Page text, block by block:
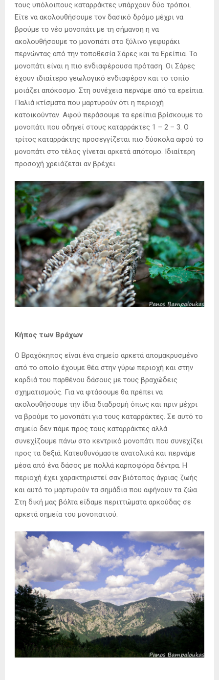
τους υπόλοιπους καταρράκτες υπάρχουν δύο τρόποι.
Είτε να ακολουθήσουμε τον δασικό δρόμο μέχρι να
βρούμε το νέο μονοπάτι με τη σήμανση η να
ακολουθήσουμε το μονοπάτι στο ξύλινο γεφυράκι
περνώντας από την τοποθεσία Σάρες και τα Ερείπια. Το
μονοπάτι είναι η πιο ενδιαφέρουσα πρόταση. Οι Σάρες
έχουν ιδιαίτερο γεωλογικό ενδιαφέρον και το τοπίο
μοιάζει απόκοσμο. Στη συνέχεια περνάμε από τα ερείπια.
Παλιά κτίσματα που μαρτυρούν ότι η περιοχή
κατοικούνταν. Αφού περάσουμε τα ερείπια βρίσκουμε το
μονοπάτι που οδηγεί στους καταρράκτες 1 – 2 – 3. Ο
τρίτος καταρράκτης προσεγγίζεται πιο δύσκολα αφού το
μονοπάτι στο τέλος γίνεται αρκετά απότομο. Ιδιαίτερη
προσοχή χρειάζεται αν βρέχει.
Κήπος των Βράχων
Ο Βραχόκηπος είναι ένα σημείο αρκετά απομακρυσμένο
από το οποίο έχουμε θέα στην γύρω περιοχή και στην
καρδιά του παρθένου δάσους με τους βραχώδεις
σχηματισμούς. Για να φτάσουμε θα πρέπει να
ακολουθήσουμε την ίδια διαδρομή όπως και πριν μέχρι
να βρούμε το μονοπάτι για τους καταρράκτες. Σε αυτό το
σημείο δεν πάμε προς τους καταρράκτες αλλά
συνεχίζουμε πάνω στο κεντρικό μονοπάτι που συνεχίζει
προς τα δεξιά. Κατευθυνόμαστε ανατολικά και περνάμε
μέσα από ένα δάσος με πολλά καρποφόρα δέντρα. Η
περιοχή έχει χαρακτηριστεί σαν βιότοπος άγριας ζωής
και αυτό το μαρτυρούν τα σημάδια που αφήνουν τα ζώα.
Στη δική μας βόλτα είδαμε περιττώματα αρκούδας σε
αρκετά σημεία του μονοπατιού.